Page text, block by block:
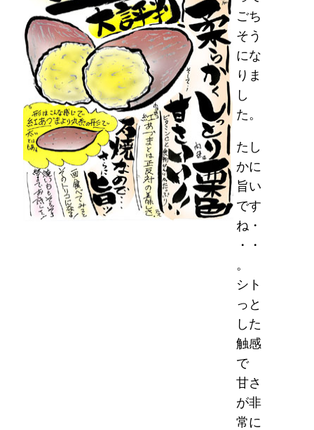
ごち
そう
にな
りま
し
た。
たし
かに
旨い
です
ね・
・・
。
シト
っと
した
触感
で
甘さ
が非
常に